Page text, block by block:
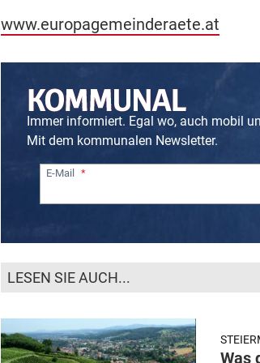
www.europagemeinderaete.at
Immer informiert. Egal wo, auch mobil
Mit dem kommunalen Newsletter.
E-Mail
LESEN SIE AUCH...
Was